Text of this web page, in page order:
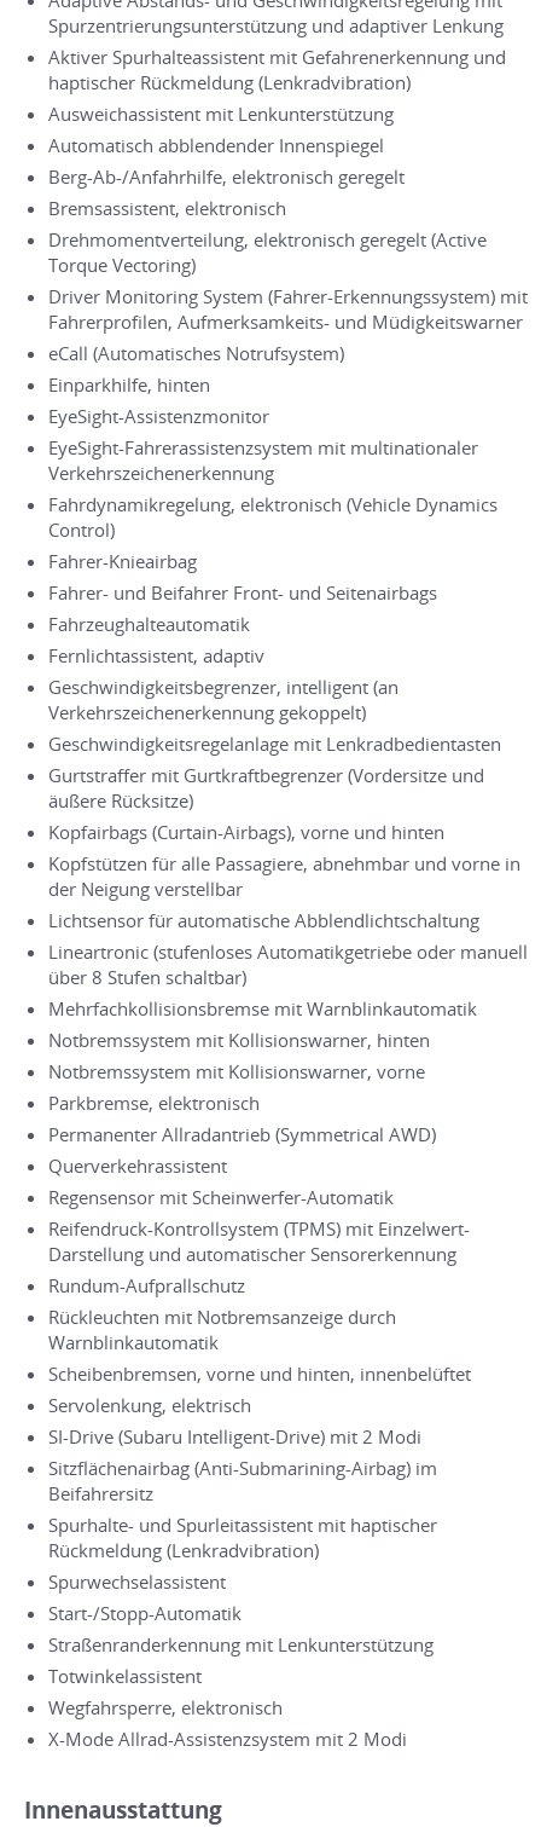
Spurzentrierungsunterstützung und adaptiver Lenkung
Aktiver Spurhalteassistent mit Gefahrenerkennung und
haptischer Rückmeldung (Lenkradvibration)
Ausweichassistent mit Lenkunterstützung
Automatisch abblendender Innenspiegel
Berg-Ab-/Anfahrhilfe, elektronisch geregelt
Bremsassistent, elektronisch
Drehmomentverteilung, elektronisch geregelt (Active
Torque Vectoring)
Driver Monitoring System (Fahrer-Erkennungssystem) mit
Fahrerprofilen, Aufmerksamkeits- und Müdigkeitswarner
eCall (Automatisches Notrufsystem)
Einparkhilfe, hinten
EyeSight-Assistenzmonitor
EyeSight-Fahrerassistenzsystem mit multinationaler
Verkehrszeichenerkennung
Fahrdynamikregelung, elektronisch (Vehicle Dynamics
Control)
Fahrer-Knieairbag
Fahrer- und Beifahrer Front- und Seitenairbags
Fahrzeughalteautomatik
Fernlichtassistent, adaptiv
Geschwindigkeitsbegrenzer, intelligent (an
Verkehrszeichenerkennung gekoppelt)
Geschwindigkeitsregelanlage mit Lenkradbedientasten
Gurtstraffer mit Gurtkraftbegrenzer (Vordersitze und
äußere Rücksitze)
Kopfairbags (Curtain-Airbags), vorne und hinten
Kopfstützen für alle Passagiere, abnehmbar und vorne in
der Neigung verstellbar
Lichtsensor für automatische Abblendlichtschaltung
Lineartronic (stufenloses Automatikgetriebe oder manuell
über 8 Stufen schaltbar)
Mehrfachkollisionsbremse mit Warnblinkautomatik
Notbremssystem mit Kollisionswarner, hinten
Notbremssystem mit Kollisionswarner, vorne
Parkbremse, elektronisch
Permanenter Allradantrieb (Symmetrical AWD)
Querverkehrassistent
Regensensor mit Scheinwerfer-Automatik
Reifendruck-Kontrollsystem (TPMS) mit Einzelwert-
Darstellung und automatischer Sensorerkennung
Rundum-Aufprallschutz
Rückleuchten mit Notbremsanzeige durch
Warnblinkautomatik
Scheibenbremsen, vorne und hinten, innenbelüftet
Servolenkung, elektrisch
SI-Drive (Subaru Intelligent-Drive) mit 2 Modi
Sitzflächenairbag (Anti-Submarining-Airbag) im
Beifahrersitz
Spurhalte- und Spurleitassistent mit haptischer
Rückmeldung (Lenkradvibration)
Spurwechselassistent
Start-/Stopp-Automatik
Straßenranderkennung mit Lenkunterstützung
Totwinkelassistent
Wegfahrsperre, elektronisch
X-Mode Allrad-Assistenzsystem mit 2 Modi
Innenausstattung